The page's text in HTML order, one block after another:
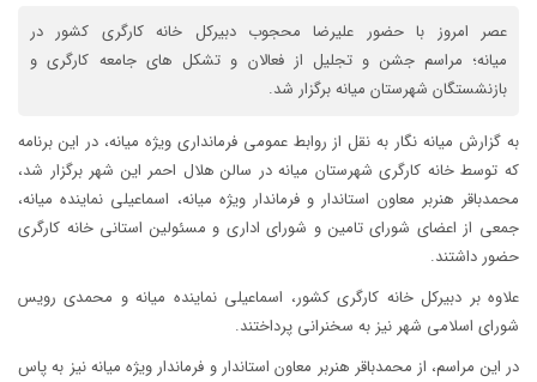
عصر امروز با حضور علیرضا محجوب دبیرکل خانه کارگری کشور در
میانه؛ مراسم جشن و تجلیل از فعالان و تشکل های جامعه کارگری و
بازنشستگان شهرستان میانه برگزار شد.
به گزارش میانه نگار به نقل از روابط عمومی فرمانداری ویژه میانه، در این برنامه
که توسط خانه کارگری شهرستان میانه در سالن هلال احمر این شهر برگزار شد،
محمدباقر هنربر معاون استاندار و فرماندار ویژه میانه، اسماعیلی نماینده میانه،
جمعی از اعضای شورای تامین و شورای اداری و مسئولین استانی خانه کارگری
حضور داشتند.
علاوه بر دبیرکل خانه کارگری کشور، اسماعیلی نماینده میانه و محمدی رویس
شورای اسلامی شهر نیز به سخنرانی پرداختند.
در این مراسم، از محمدباقر هنربر معاون استاندار و فرماندار ویژه میانه نیز به پاس